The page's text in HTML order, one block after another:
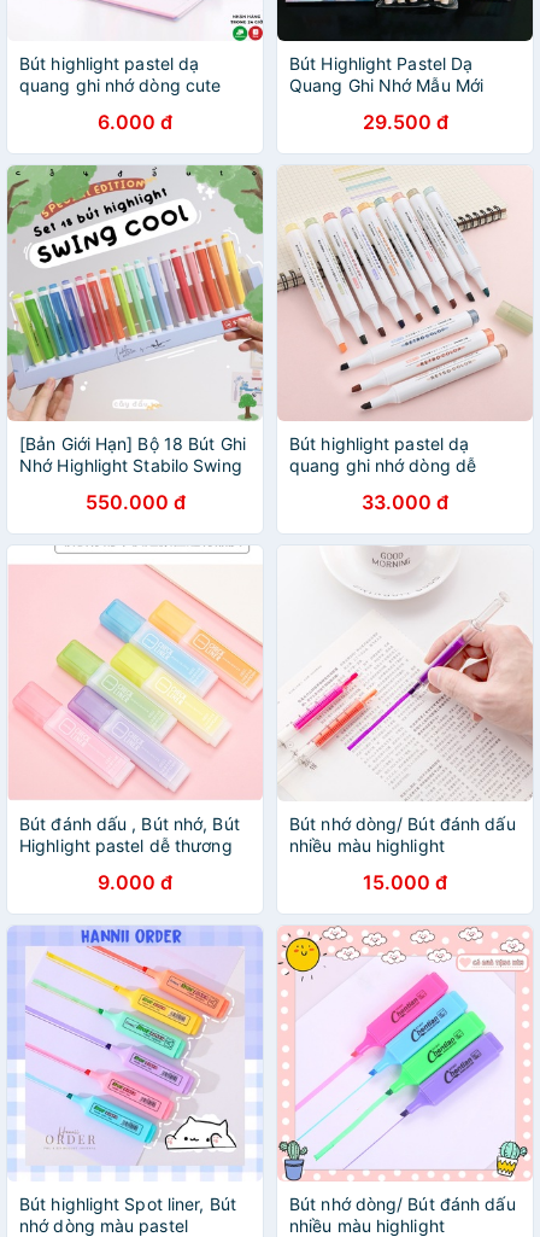
Bút highlight pastel dạ
quang ghi nhớ dòng cute
6.000 đ
Bút Highlight Pastel Dạ
Quang Ghi Nhớ Mẫu Mới
29.500 đ
[Bản Giới Hạn] Bộ 18 Bút Ghi
Nhớ Highlight Stabilo Swing
550.000 đ
Bút highlight pastel dạ
quang ghi nhớ dòng dễ
33.000 đ
Bút đánh dấu , Bút nhớ, Bút
Highlight pastel dễ thương
dàng đánh dấu ghi nhớ học
tập
9.000 đ
Bút nhớ dòng/ Bút đánh dấu
nhiều màu highlight
15.000 đ
Bút highlight Spot liner, Bút
nhớ dòng màu pastel
Bút nhớ dòng/ Bút đánh dấu
nhiều màu highlight